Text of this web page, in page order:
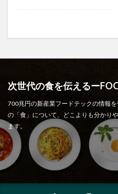
次世代の食を伝えるー
700兆円の新産業フードテックの情報
の「食」について、どこよりも分かり
ます。